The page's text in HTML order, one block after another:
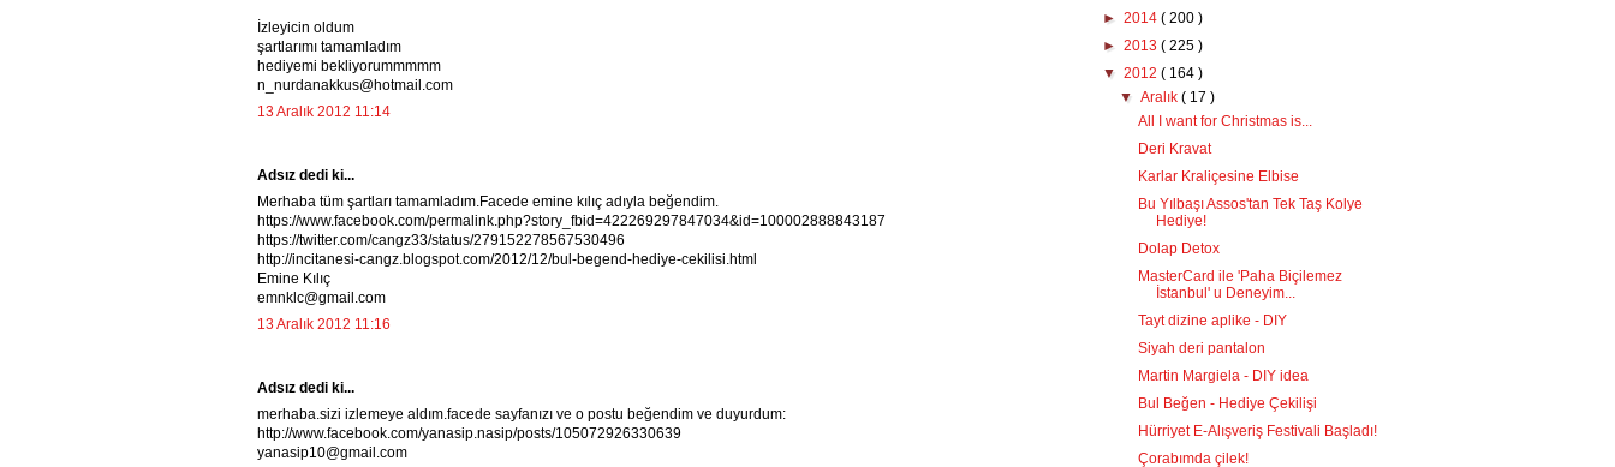
İzleyicin oldum
şartlarımı tamamladım
hediyemi bekliyorummmmm
n_nurdanakkus@hotmail.com
13 Aralık 2012 11:14
Adsız dedi ki...
Merhaba tüm şartları tamamladım.Facede emine kılıç adıyla beğendim.
https://www.facebook.com/permalink.php?story_fbid=422269297847034&id=100002888843187
https://twitter.com/cangz33/status/279152278567530496
http://incitanesi-cangz.blogspot.com/2012/12/bul-begend-hediye-cekilisi.html
Emine Kılıç
emnklc@gmail.com
13 Aralık 2012 11:16
Adsız dedi ki...
merhaba.sizi izlemeye aldım.facede sayfanızı ve o postu beğendim ve duyurdum:
http://www.facebook.com/yanasip.nasip/posts/105072926330639
yanasip10@gmail.com
► 2014 ( 200 )
► 2013 ( 225 )
▼ 2012 ( 164 )
▼Aralık( 17 )
All I want for Christmas is...
Deri Kravat
Karlar Kraliçesine Elbise
Bu Yılbaşı Assos'tan Tek Taş Kolye
Hediye!
Dolap Detox
MasterCard ile 'Paha Biçilemez
İstanbul' u Deneyim...
Tayt dizine aplike - DIY
Siyah deri pantalon
Martin Margiela - DIY idea
Bul Beğen - Hediye Çekilişi
Hürriyet E-Alışveriş Festivali Başladı!
Çorabımda çilek!